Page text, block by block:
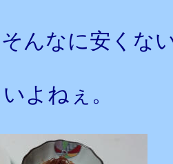
んなに安くな
よねぇ。